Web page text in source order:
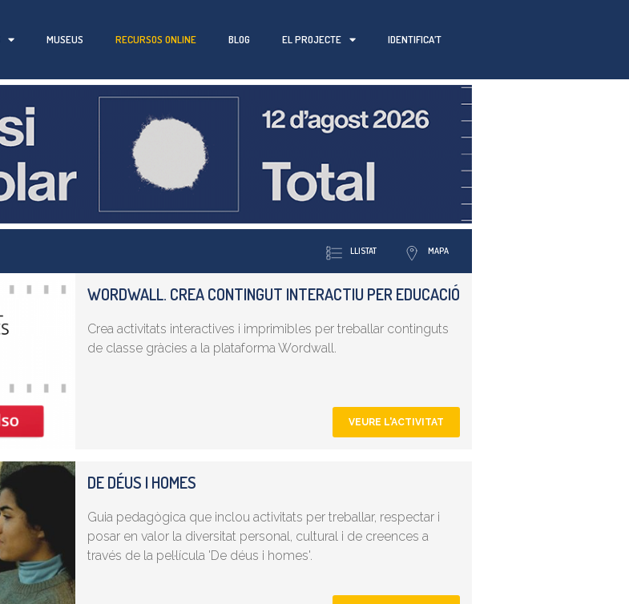
MUSEUS RECURSOS ONLINE BLOG EL PROJECTE IDENTIFICA’T
LLISTAT MAPA
WORDWALL. CREA CONTINGUT INTERACTIU PER EDUCACIÓ
Crea activitats interactives i imprimibles per treballar continguts
de classe gràcies a la plataforma Wordwall.
VEURE L'ACTIVITAT
DE DÉUS I HOMES
Guia pedagògica que inclou activitats per treballar, respectar i
posar en valor la diversitat personal, cultural i de creences a
través de la pel·lícula 'De déus i homes'.